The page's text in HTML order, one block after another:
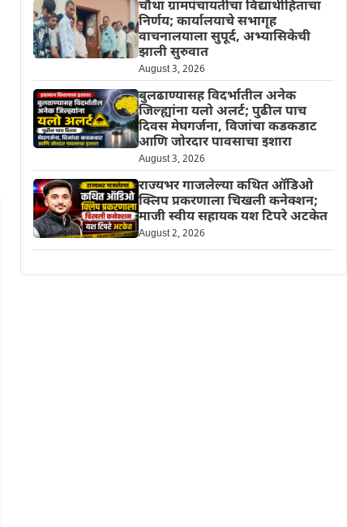
चौथा ग्रामपंचायतीचा विद्यार्थीहिताचा
निर्णय; कार्यालयाचे सभागृह
वाचनालयाला सुपूर्द, अभ्यासिकेची
झाली सुरुवात
August 3, 2026
बुलढाण्यासह विदर्भातील अनेक
जिल्ह्यांना यलो अलर्ट; पुढील पाच
दिवस मेघगर्जना, विजांचा कडकडाट
आणि जोरदार पावसाचा इशारा
August 3, 2026
राज्यभर गाजलेल्या कथित ऑडिओ
क्लिप प्रकरणाला चिखली कनेक्शन;
माजी स्वीय सहायक यश टिपरे अटकेत
August 2, 2026